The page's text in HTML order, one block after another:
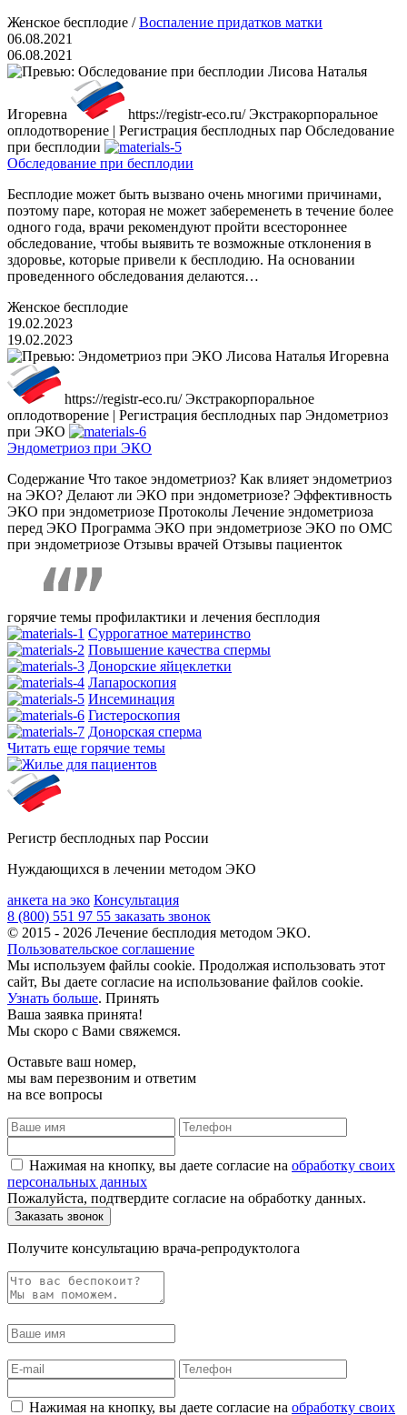
Женское бесплодие /Воспаление придатков матки
06.08.2021
06.08.2021
Лисова Наталья
Игоревна https://registr-eco.ru/ Экстракорпоральное
оплодотворение | Регистрация бесплодных пар Обследование
при бесплодии
Обследование при бесплодии
Бесплодие может быть вызвано очень многими причинами,
поэтому паре, которая не может забеременеть в течение более
одного года, врачи рекомендуют пройти всестороннее
обследование, чтобы выявить те возможные отклонения в
здоровье, которые привели к бесплодию. На основании
проведенного обследования делаются…
Женское бесплодие
19.02.2023
19.02.2023
Лисова Наталья Игоревна
https://registr-eco.ru/ Экстракорпоральное
оплодотворение | Регистрация бесплодных пар Эндометриоз
при ЭКО
Эндометриоз при ЭКО
Содержание Что такое эндометриоз? Как влияет эндометриоз
на ЭКО? Делают ли ЭКО при эндометриозе? Эффективность
ЭКО при эндометриозе Протоколы Лечение эндометриоза
перед ЭКО Программа ЭКО при эндометриозе ЭКО по ОМС
при эндометриозе Отзывы врачей Отзывы пациенток
горячие темы профилактики и лечения бесплодия
Суррогатное материнство
Повышение качества спермы
Донорские яйцеклетки
Лапароскопия
Инсеминация
Гистероскопия
Донорская сперма
Читать еще горячие темы
Регистр бесплодных пар России
Нуждающихся в лечении методом ЭКО
анкета на эко Консультация
8 (800) 551 97 55 заказать звонок
© 2015 - 2026 Лечение бесплодия методом ЭКО.
Пользовательское соглашение
Мы используем файлы cookie. Продолжая использовать этот
сайт, Вы даете согласие на использование файлов cookie.
Узнать больше. Принять
Ваша заявка принята!
Мы скоро с Вами свяжемся.
Оставьте ваш номер,
мы вам перезвоним и ответим
на все вопросы
Нажимая на кнопку, вы даете согласие на обработку своих
персональных данных
Пожалуйста, подтвердите согласие на обработку данных.
Получите консультацию врача-репродуктолога
Нажимая на кнопку, вы даете согласие на обработку своих